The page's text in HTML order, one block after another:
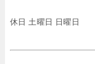
休日 土曜日 日曜日